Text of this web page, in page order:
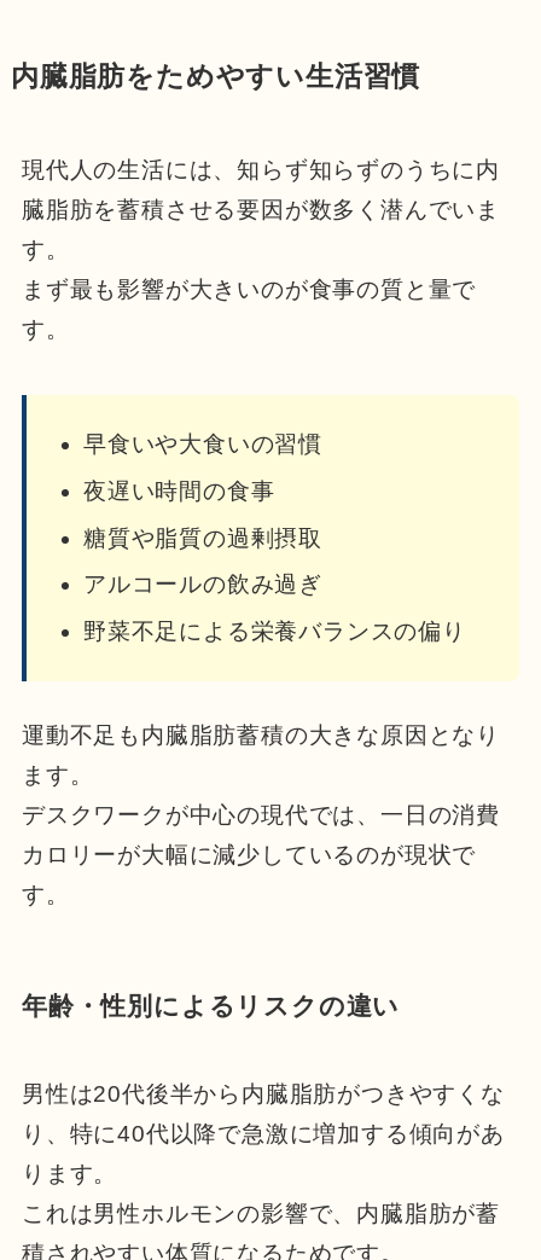
内臓脂肪をためやすい生活習慣
現代人の生活には、知らず知らずのうちに内
臓脂肪を蓄積させる要因が数多く潜んでいま
す。
まず最も影響が大きいのが食事の質と量で
す。
早食いや大食いの習慣
夜遅い時間の食事
糖質や脂質の過剰摂取
アルコールの飲み過ぎ
野菜不足による栄養バランスの偏り
運動不足も内臓脂肪蓄積の大きな原因となり
ます。
デスクワークが中心の現代では、一日の消費
カロリーが大幅に減少しているのが現状で
す。
年齢・性別によるリスクの違い
男性は20代後半から内臓脂肪がつきやすくな
り、特に40代以降で急激に増加する傾向があ
ります。
これは男性ホルモンの影響で、内臓脂肪が蓄
積されやすい体質になるためです。